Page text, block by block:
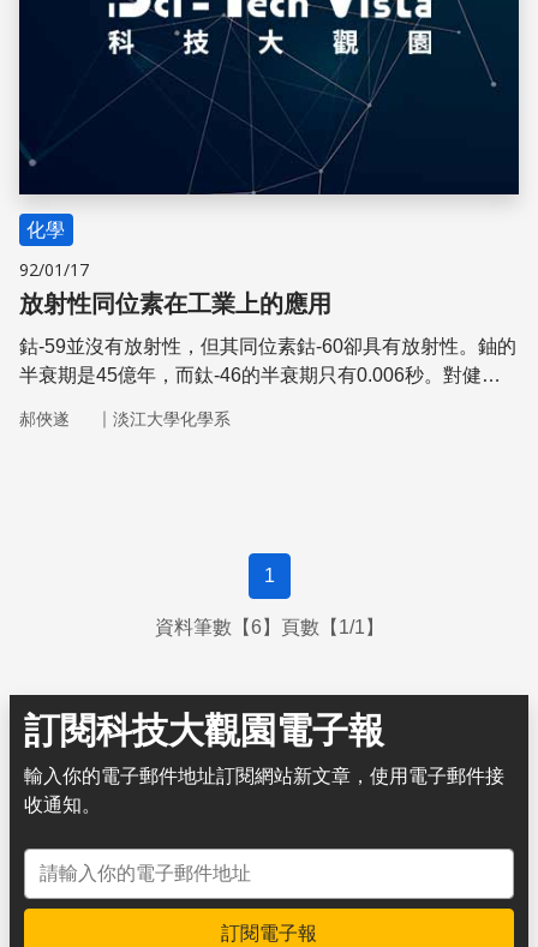
化學
92/01/17
放射性同位素在工業上的應用
鈷-59並沒有放射性，但其同位素鈷-60卻具有放射性。鈾的
半衰期是45億年，而鈦-46的半衰期只有0.006秒。對健康
放射性同位素在工業上的應用又是如何？
郝俠遂 ｜ 淡江大學化學系
1
資料筆數【6】頁數【1/1】
訂閱科技大觀園電子報
輸入你的電子郵件地址訂閱網站新文章，使用電子郵件接
收通知。
電子郵件地址
訂閱電子報